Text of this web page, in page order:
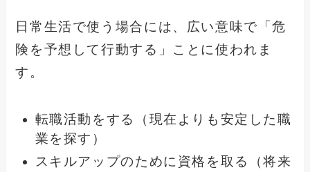
日常生活で使う場合には、広い意味で「危
険を予想して行動する」ことに使われま
す。
転職活動をする（現在よりも安定した職
業を探す）
スキルアップのために資格を取る（将来